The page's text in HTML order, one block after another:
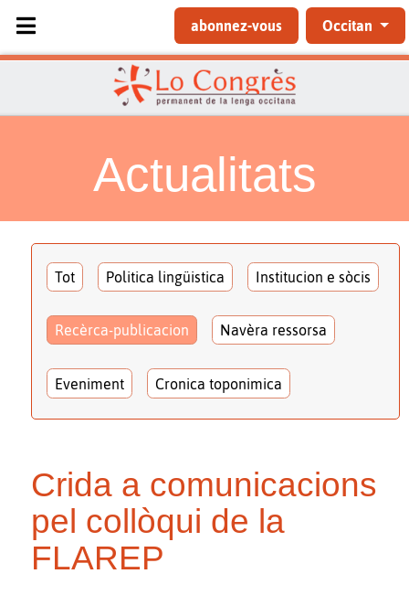
Sélectionnez votre langue
abonnez-vous Occitan
Actualitats
Tot Politica lingüistica Institucion e sòcis
Recèrca-publicacion Navèra ressorsa
Eveniment Cronica toponimica
Crida a comunicacions
pel collòqui de la
FLAREP